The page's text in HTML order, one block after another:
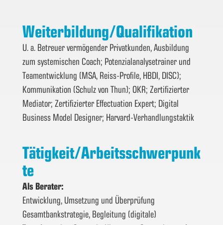
Weiterbildung/Qualifikation
U. a. Betreuer vermögender Privatkunden, Ausbildung
zum systemischen Coach; Potenzialanalysetrainer und
Teamentwicklung (MSA, Reiss-Profile, HBDI, DISC);
Kommunikation (Schulz von Thun); OKR; Zertifizierter
Mediator; Zertifizierter Effectuation Expert; Digital
Business Model Designer; Harvard-Verhandlungstaktik
Tätigkeit/Arbeitsschwerpunk
te
Als Berater:
Entwicklung, Umsetzung und Überprüfung
Gesamtbankstrategie, Begleitung (digitale)